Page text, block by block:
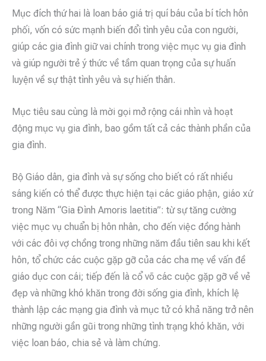
Mục đích thứ hai là loan báo giá trị quí báu của bí tích hôn
phối, vốn có sức mạnh biến đổi tình yêu của con người,
giúp các gia đình giữ vai chính trong việc mục vụ gia đình
và giúp người trẻ ý thức về tầm quan trọng của sự huấn
luyện về sự thật tình yêu và sự hiến thân.
Mục tiêu sau cùng là mời gọi mở rộng cái nhìn và hoạt
động mục vụ gia đình, bao gồm tất cả các thành phần của
gia đình.
Bộ Giáo dân, gia đình và sự sống cho biết có rất nhiều
sáng kiến có thể được thực hiện tại các giáo phận, giáo xứ
trong Năm “Gia Đình Amoris laetitia”: từ sự tăng cường
việc mục vụ chuẩn bị hôn nhân, cho đến việc đồng hành
với các đôi vợ chồng trong những năm đầu tiên sau khi kết
hôn, tổ chức các cuộc gặp gỡ của các cha mẹ về vấn đề
giáo dục con cái; tiếp đến là cổ võ các cuộc gặp gỡ về vẻ
đẹp và những khó khăn trong đời sống gia đình, khích lệ
thành lập các mạng gia đình và mục tử có khả năng trở nên
những người gần gũi trong những tình trạng khó khăn, với
việc loan báo, chia sẻ và làm chứng.